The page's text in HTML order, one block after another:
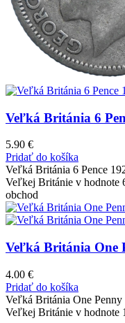
Veľká Británia 6
5.90 €
Pridať do košíka
Veľká Británia 6 Pence
Veľkej Británie v hodnote
obchod
Veľká Británia One
4.00 €
Pridať do košíka
Veľká Británia One Penny
Veľkej Británie v hodnote